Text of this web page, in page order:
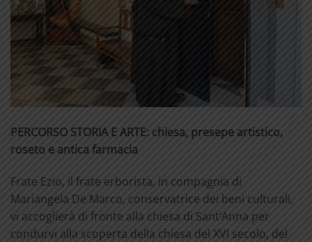
PERCORSO STORIA E ARTE: chiesa, presepe artistico,
roseto e antica farmacia
Frate Ezio, il frate erborista, in compagnia di
Mariangela De Marco, conservatrice dei beni culturali,
vi accoglierà di fronte alla chiesa di Sant’Anna per
condurvi alla scoperta della chiesa del XVI secolo, del